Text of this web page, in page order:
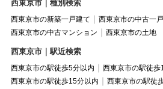
西東京市｜種別検索
西東京市の新築一戸建て
西東京市の中古一
西東京市の中古マンション
西東京市の土地
西東京市｜駅近検索
西東京市の駅徒歩5分以内
西東京市の駅徒歩
西東京市の駅徒歩15分以内
西東京市の駅徒